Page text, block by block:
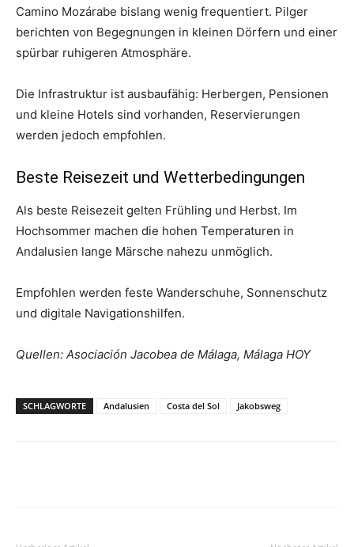
Camino Mozárabe bislang wenig frequentiert. Pilger
berichten von Begegnungen in kleinen Dörfern und einer
spürbar ruhigeren Atmosphäre.
Die Infrastruktur ist ausbaufähig: Herbergen, Pensionen
und kleine Hotels sind vorhanden, Reservierungen
werden jedoch empfohlen.
Beste Reisezeit und Wetterbedingungen
Als beste Reisezeit gelten Frühling und Herbst. Im
Hochsommer machen die hohen Temperaturen in
Andalusien lange Märsche nahezu unmöglich.
Empfohlen werden feste Wanderschuhe, Sonnenschutz
und digitale Navigationshilfen.
Quellen: Asociación Jacobea de Málaga, Málaga HOY
SCHLAGWORTE Andalusien Costa del Sol Jakobsweg